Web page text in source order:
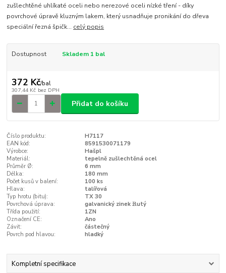
zušlechtěné uhlíkaté oceli nebo nerezové oceli nízké tření - díky
povrchové úpravě kluzným lakem, který usnadňuje pronikání do dřeva
speciální řezná špičk... celý popis
Dostupnost Skladem 1 bal
372 Kč/bal
307,44 Kč bez DPH
Přidat do košíku
Číslo produktu:
H7117
EAN kód:
8591530071179
Výrobce:
Hašpl
Materiál:
tepelně zušlechtěná ocel
Průměr Ø:
6 mm
Délka:
180 mm
Počet kusů v balení:
100 ks
Hlava:
talířová
Typ hrotu (bitu):
TX 30
Povrchová úprava:
galvanický zinek žlutý
Třída použití:
1ZN
Označení CE:
Ano
Závit:
částečný
Povrch pod hlavou:
hladký
Kompletní specifikace